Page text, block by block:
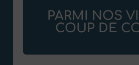
PARMI NOS
COUP DE